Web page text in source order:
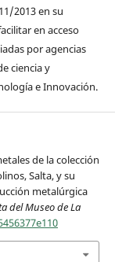
2013 en su
en acceso
por agencias
ciencia y
e Innovación.
de la colección
Salta, y su
metalúrgica
del Museo de La